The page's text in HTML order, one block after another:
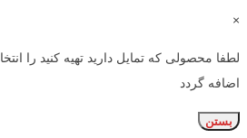
×
لطفا محصولی که تمایل دارید تهیه کنید را
اضافه گردد
بستن